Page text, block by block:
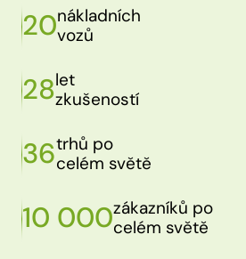
20nákladních
vozů
28let
zkušeností
36trhů po
celém světě
10 000zákazníků po
celém světě